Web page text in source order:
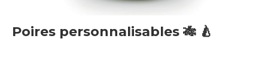
Poires personnalisables 🎋 🍐